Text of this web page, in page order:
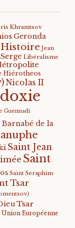
Khramtsov
Geronda
Histoire Jean
Libéralisme
Hiérotheos
Nicolas II
Guennadi
Barnabé de la
Saint Jean
Saint
Saint Seraphim
Tsar
Tsar
Union Européenne